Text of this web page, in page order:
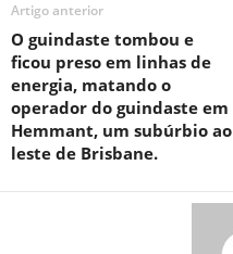
Artigo anterior
O guindaste tombou e
ficou preso em linhas de
energia, matando o
operador do guindaste em
Hemmant, um subúrbio ao
leste de Brisbane.